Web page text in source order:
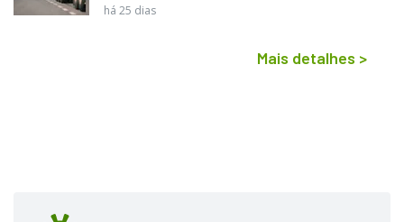
há 25 dias
Mais detalhes >